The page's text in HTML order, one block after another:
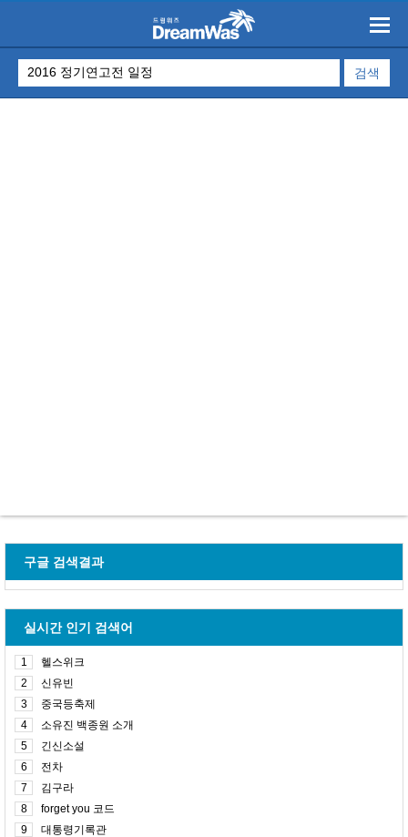
구글 검색결과
실시간 인기 검색어
1
헬스위크
2
신유빈
3
중국등축제
4
소유진 백종원 소개
5
긴신소설
6
전차
7
김구라
8
forget you 코드
9
대통령기록관